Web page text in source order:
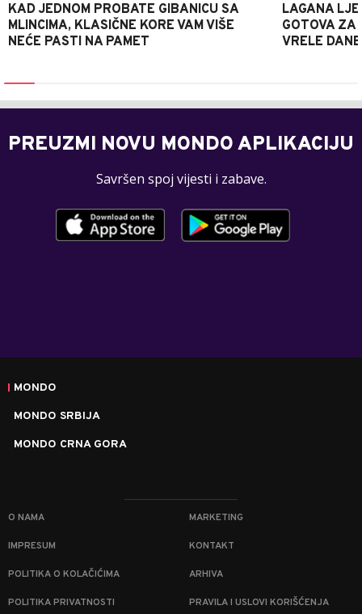
KAD JEDNOM PROBATE GIBANICU SA
MLINCIMA, KLASIČNE KORE VAM VIŠE
NEĆE PASTI NA PAMET
LAGANA
GOTOVA ZA
VRELE DANE
PREUZMI NOVU MONDO APLIKACIJU
Savršen spoj vijesti i zabave.
MONDO
MONDO SRBIJA
MONDO CRNA GORA
O NAMA MARKETING
IMPRESUM KONTAKT
POLITIKA O KOLAČIĆIMA ARHIVA
POLITIKA PRIVATNOSTI PRAVILA I USLOVI KORIŠĆENJA